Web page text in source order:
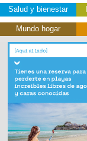
Salud y bienestar
Mundo hogar